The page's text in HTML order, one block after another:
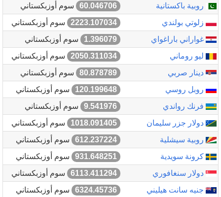
روبية باكستانية
60.046706
سوم أوزبكستاني
زلوتي بولندي
2223.107034
سوم أوزبكستاني
غواراني باراغواي
1.396079
سوم أوزبكستاني
ليو روماني
2050.311034
سوم أوزبكستاني
دينار صربي
80.878789
سوم أوزبكستاني
روبل روسي
120.199648
سوم أوزبكستاني
فرنك رواندي
9.541976
سوم أوزبكستاني
دولار جزر سليمان
1018.091405
سوم أوزبكستاني
روبية سيشلية
612.237224
سوم أوزبكستاني
كرونة سويدية
931.648251
سوم أوزبكستاني
دولار سنغافوري
6113.411294
سوم أوزبكستاني
جنيه سانت هيليني
6324.45736
سوم أوزبكستاني